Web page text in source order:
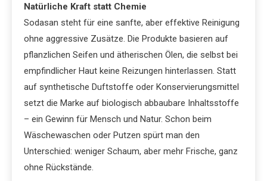
Natürliche Kraft statt Chemie
Sodasan steht für eine sanfte, aber effektive Reinigung
ohne aggressive Zusätze. Die Produkte basieren auf
pflanzlichen Seifen und ätherischen Ölen, die selbst bei
empfindlicher Haut keine Reizungen hinterlassen. Statt
auf synthetische Duftstoffe oder Konservierungsmittel
setzt die Marke auf biologisch abbaubare Inhaltsstoffe
– ein Gewinn für Mensch und Natur. Schon beim
Wäschewaschen oder Putzen spürt man den
Unterschied: weniger Schaum, aber mehr Frische, ganz
ohne Rückstände.